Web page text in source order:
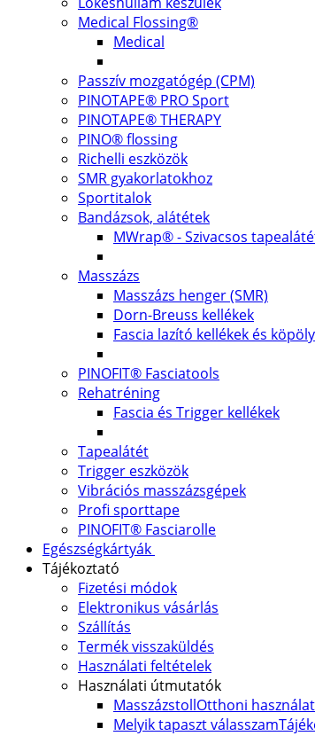
Medical Flossing®
Medical
Passzív mozgatógép (CPM)
PINOTAPE® PRO Sport
PINOTAPE® THERAPY
PINO® flossing
Richelli eszközök
SMR gyakorlatokhoz
Sportitalok
Bandázsok, alátétek
MWrap® - Szivacsos
Masszázs
Masszázs henger (SMR)
Dorn-Breuss kellékek
Fascia lazító kellékek és
PINOFIT® Fasciatools
Rehatréning
Fascia és Trigger kellékek
Tapealátét
Trigger eszközök
Vibrációs masszázsgépek
Profi sporttape
PINOFIT® Fasciarolle
Egészségkártyák
Tájékoztató
Fizetési módok
Elektronikus vásárlás
Szállítás
Termék visszaküldés
Használati feltételek
Használati útmutatók
MasszázstollOtthoni
Melyik tapaszt válasszam